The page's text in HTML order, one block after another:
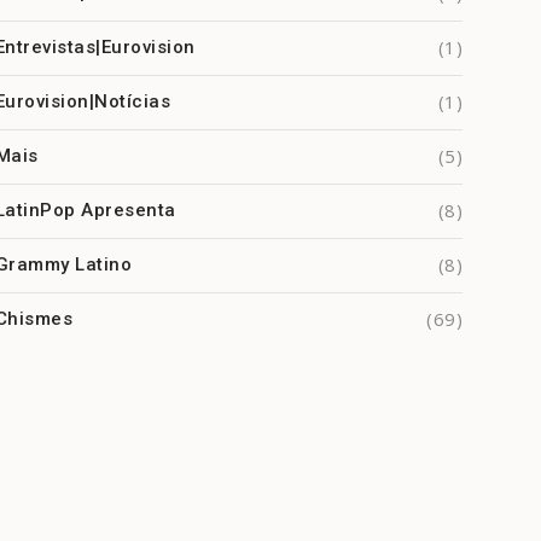
(1)
(1)
(5)
Apresenta (8)
Latino (8)
(69)